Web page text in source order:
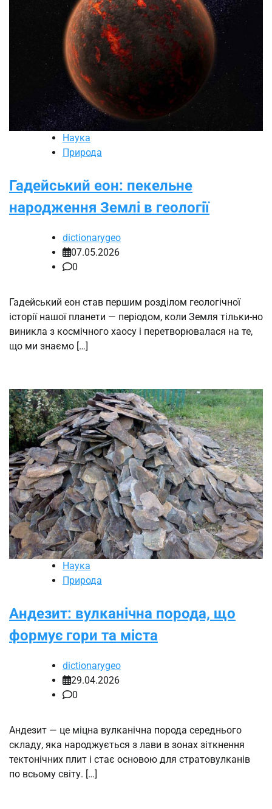
Наука
Природа
Гадейський еон: пекельне
народження Землі в геології
dictionarygeo
07.05.2026
0
Гадейський еон став першим розділом геологічної
історії нашої планети — періодом, коли Земля тільки-но
виникла з космічного хаосу і перетворювалася на те,
що ми знаємо […]
Наука
Природа
Андезит: вулканічна порода, що
формує гори та міста
dictionarygeo
29.04.2026
0
Андезит — це міцна вулканічна порода середнього
складу, яка народжується з лави в зонах зіткнення
тектонічних плит і стає основою для стратовулканів
по всьому світу. […]